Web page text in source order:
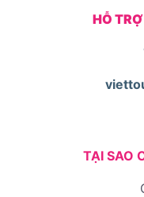
HỖ
TẠI SAO